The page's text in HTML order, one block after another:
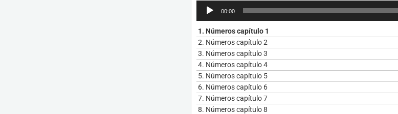
Reproductor
audio
00:00
1. Números capítulo 1
2. Números capítulo 2
3. Números capítulo 3
4. Números capítulo 4
5. Números capítulo 5
6. Números capítulo 6
7. Números capítulo 7
8. Números capítulo 8